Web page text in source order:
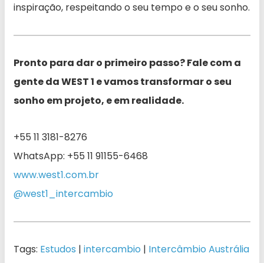
inspiração, respeitando o seu tempo e o seu sonho.
Pronto para dar o primeiro passo? Fale com a
gente da WEST 1 e vamos transformar o seu
sonho em projeto, e em realidade.
+55 11 3181-8276
WhatsApp: +55 11 91155-6468
www.west1.com.br
@west1_intercambio
Tags: Estudos | intercambio | Intercâmbio Austrália